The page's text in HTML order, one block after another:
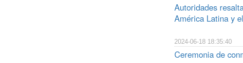
Autoridades
América Latina y
2024-06-18 18:35:40
Ceremonia de